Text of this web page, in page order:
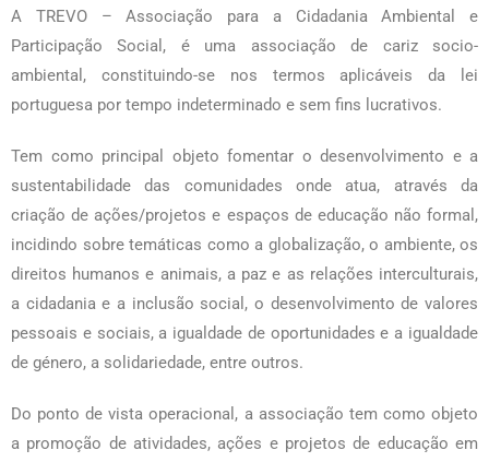
A TREVO – Associação para a Cidadania Ambiental e
Participação Social, é uma associação de cariz socio-
ambiental, constituindo-se nos termos aplicáveis da lei
portuguesa por tempo indeterminado e sem fins lucrativos.
Tem como principal objeto fomentar o desenvolvimento e a
sustentabilidade das comunidades onde atua, através da
criação de ações/projetos e espaços de educação não formal,
incidindo sobre temáticas como a globalização, o ambiente, os
direitos humanos e animais, a paz e as relações interculturais,
a cidadania e a inclusão social, o desenvolvimento de valores
pessoais e sociais, a igualdade de oportunidades e a igualdade
de género, a solidariedade, entre outros.
Do ponto de vista operacional, a associação tem como objeto
a promoção de atividades, ações e projetos de educação em